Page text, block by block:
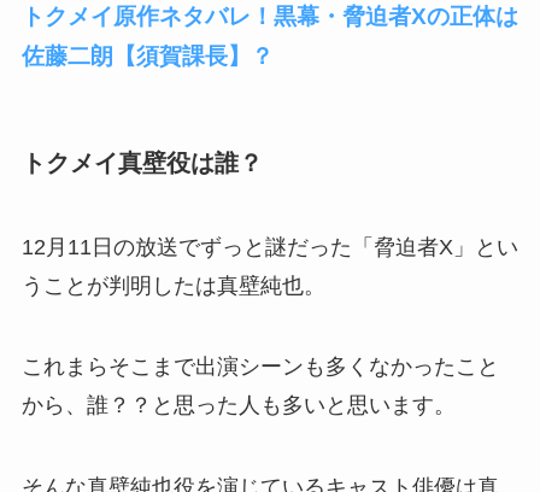
トクメイ原作ネタバレ！黒幕・脅迫者Xの正体は
佐藤二朗【須賀課長】？
トクメイ真壁役は誰？
12月11日の放送でずっと謎だった「脅迫者X」とい
うことが判明したは真壁純也。
これまらそこまで出演シーンも多くなかったこと
から、誰？？と思った人も多いと思います。